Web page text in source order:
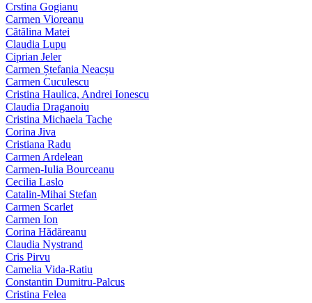
Crstina Gogianu
Carmen Vioreanu
Cătălina Matei
Claudia Lupu
Ciprian Jeler
Carmen Ștefania Neacșu
Carmen Cuculescu
Cristina Haulica, Andrei Ionescu
Claudia Draganoiu
Cristina Michaela Tache
Corina Jiva
Cristiana Radu
Carmen Ardelean
Carmen-Iulia Bourceanu
Cecilia Laslo
Catalin-Mihai Stefan
Carmen Scarlet
Carmen Ion
Corina Hădăreanu
Claudia Nystrand
Cris Pirvu
Camelia Vida-Ratiu
Constantin Dumitru‑Palcus
Cristina Felea